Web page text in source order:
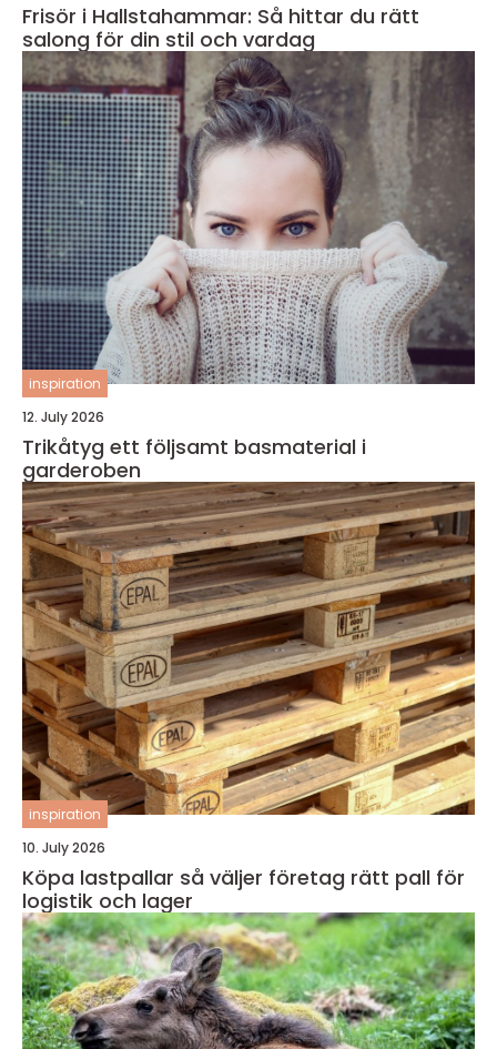
Frisör i Hallstahammar: Så hittar du rätt
salong för din stil och vardag
inspiration
12. July 2026
Trikåtyg ett följsamt basmaterial i
garderoben
inspiration
10. July 2026
Köpa lastpallar så väljer företag rätt pall för
logistik och lager